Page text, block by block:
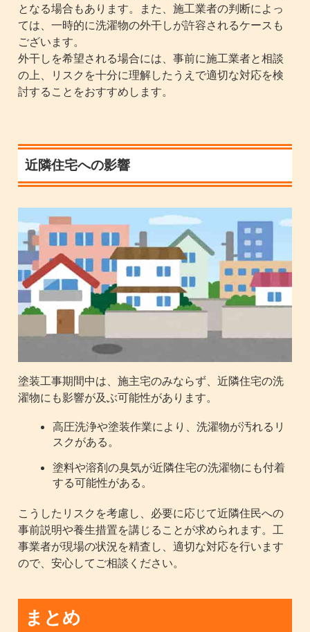
となる場合もあります。また、施工業者の判断によっ
ては、一時的に洗濯物の外干しが許容されるケースも
ございます。
外干しを希望される場合には、事前に施工業者と相談
の上、リスクを十分に理解したうえで適切な対応を検
討することをおすすめします。
近隣住宅への影響
塗装工事期間中は、施主宅のみならず、近隣住宅の洗
濯物にも影響が及ぶ可能性があります。
高圧洗浄や塗装作業により、洗濯物が汚れるリ
スクがある。
塗料や溶剤の臭気が近隣住宅の洗濯物にも付着
する可能性がある。
こうしたリスクを考慮し、必要に応じて近隣住民への
事前説明や養生措置を講じることが求められます。工
事業者が現場の状況を精査し、適切な対応を行います
ので、安心してご相談ください。
まとめ